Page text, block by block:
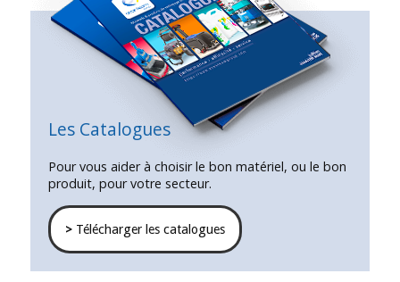
Les Catalogues
Pour vous aider à choisir le bon matériel, ou le bon
produit, pour votre secteur.
>Télécharger les catalogues